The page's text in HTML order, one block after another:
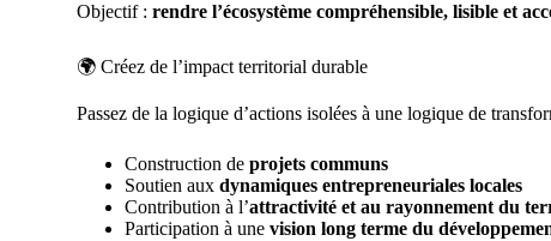
Objectif : rendre l’écosystème compréhensible, lisible et
🌍 Créez de l’impact territorial durable
Passez de la logique d’actions isolées à une logique de
Construction de projets communs
Soutien aux dynamiques entrepreneuriales locales
Contribution à l’attractivité et au rayonnement du
Participation à une vision long terme du